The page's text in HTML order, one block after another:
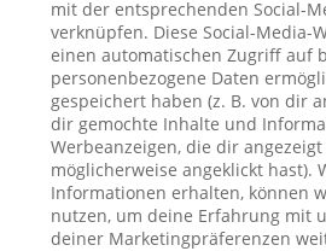
mit der entsprechenden Social-
verknüpfen. Diese Social-Media-
einen automatischen Zugriff auf
personenbezogene Daten
gespeichert haben (z. B. von dir
dir gemochte Inhalte und
Werbeanzeigen, die dir
möglicherweise angeklickt hast).
Informationen erhalten, können
nutzen, um deine Erfahrung mit
deiner Marketingpräferenzen